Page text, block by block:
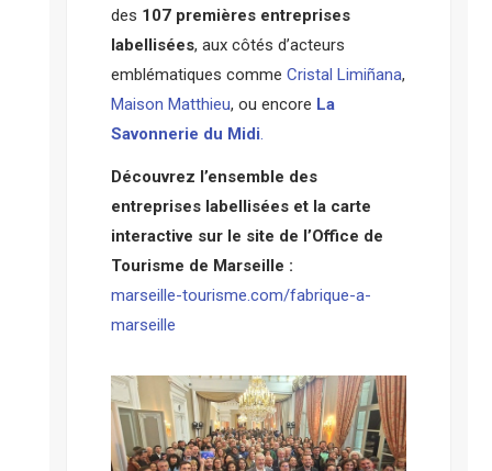
des 107 premières entreprises
labellisées, aux côtés d’acteurs
emblématiques comme Cristal Limiñana,
Maison Matthieu, ou encore La
Savonnerie du Midi
Découvrez l’ensemble des
entreprises labellisées et la carte
interactive sur le site de l’Office de
Tourisme de Marseille :
marseille-tourisme.com/fabrique-a-
marseille